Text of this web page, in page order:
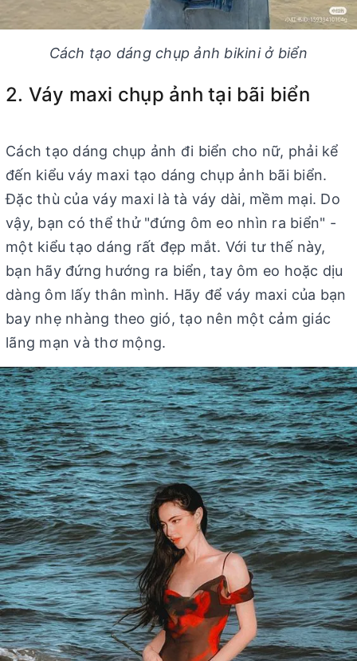
Cách tạo dáng chụp ảnh bikini ở biển
2. Váy maxi chụp ảnh tại bãi biển
Cách tạo dáng chụp ảnh đi biển cho nữ, phải kể
đến kiểu váy maxi tạo dáng chụp ảnh bãi biển.
Đặc thù của váy maxi là tà váy dài, mềm mại. Do
vậy, bạn có thể thử "đứng ôm eo nhìn ra biển" -
một kiểu tạo dáng rất đẹp mắt. Với tư thế này,
bạn hãy đứng hướng ra biển, tay ôm eo hoặc dịu
dàng ôm lấy thân mình. Hãy để váy maxi của bạn
bay nhẹ nhàng theo gió, tạo nên một cảm giác
lãng mạn và thơ mộng.